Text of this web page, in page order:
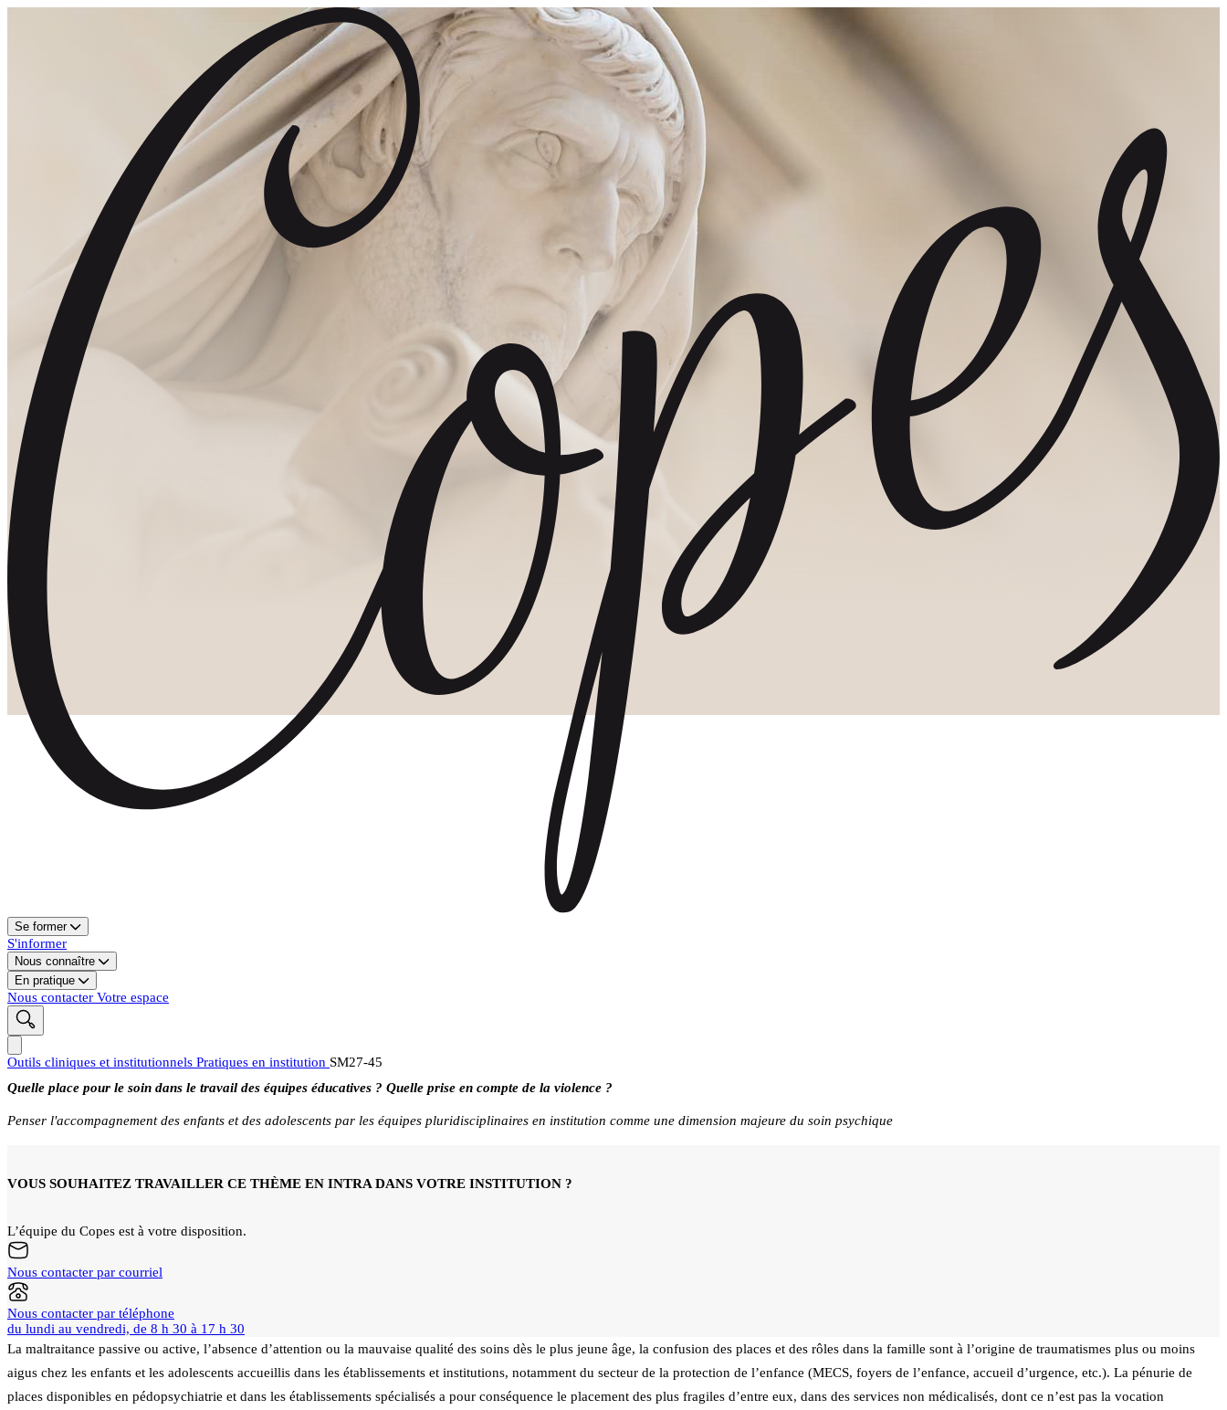
Se former
S'informer
Nous connaître
En pratique
Nous contacter Votre espace
Outils cliniques et institutionnels Pratiques en institution SM27-45
Quelle place pour le soin dans le travail des équipes éducatives ? Quelle prise en compte de la violence ?
Penser l'accompagnement des enfants et des adolescents par les équipes pluridisciplinaires en institution comme une dimension majeure du soin psychique
VOUS SOUHAITEZ TRAVAILLER CE THÈME EN INTRA DANS VOTRE INSTITUTION ?
L’équipe du Copes est à votre disposition.
Nous contacter par courriel
Nous contacter par téléphone
du lundi au vendredi, de 8 h 30 à 17 h 30
La maltraitance passive ou active, l’absence d’attention ou la mauvaise qualité des soins dès le plus jeune âge, la confusion des places et des rôles dans la famille sont à l’origine de traumatismes plus ou moins
aigus chez les enfants et les adolescents accueillis dans les établissements et institutions, notamment du secteur de la protection de l’enfance (MECS, foyers de l’enfance, accueil d’urgence, etc.). La pénurie de
places disponibles en pédopsychiatrie et dans les établissements spécialisés a pour conséquence le placement des plus fragiles d’entre eux, dans des services non médicalisés, dont ce n’est pas la vocation